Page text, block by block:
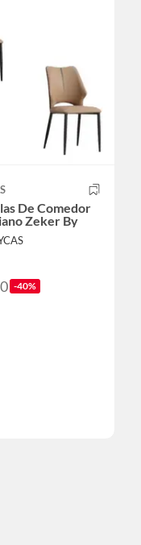
De Comedor
Zeker By
-40%